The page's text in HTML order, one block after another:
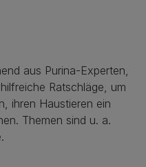
aus Purina-Experten,
Ratschläge, um
ihren Haustieren ein
Themen sind u. a.